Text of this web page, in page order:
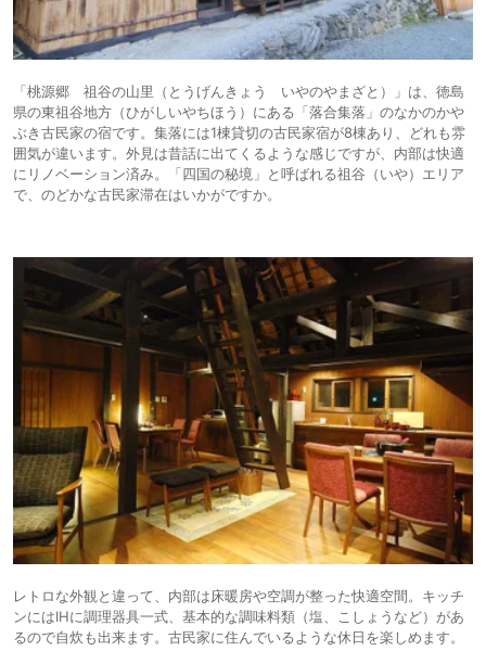
「桃源郷 祖谷の山里（とうげんきょう いやのやまざと）」は、徳島
県の東祖谷地方（ひがしいやちほう）にある「落合集落」のなかのかや
ぶき古民家の宿です。集落には1棟貸切の古民家宿が8棟あり、どれも雰
囲気が違います。外見は昔話に出てくるような感じですが、内部は快適
にリノベーション済み。「四国の秘境」と呼ばれる祖谷（いや）エリア
で、のどかな古民家滞在はいかがですか。
レトロな外観と違って、内部は床暖房や空調が整った快適空間。キッチ
ンにはIHに調理器具一式、基本的な調味料類（塩、こしょうなど）があ
るので自炊も出来ます。古民家に住んでいるような休日を楽しめます。